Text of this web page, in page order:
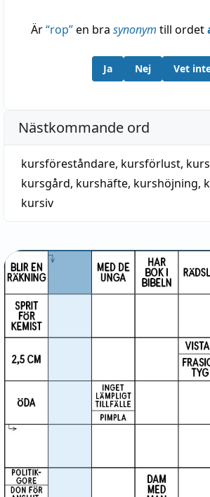
Är“rop”en bra synonym till ordet
Ja Nej Vet
Nästkommande ord
kursföreståndare, kursförlust,
kursgård, kurshäfte, kurshöjning,
kursiv